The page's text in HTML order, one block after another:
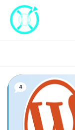
content
4